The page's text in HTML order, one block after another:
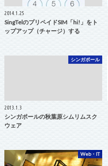
2014.1.25
SingTelのプリペイドSIM「hi!」をト
ップアップ（チャージ）する
シンガポール
2013.1.3
シンガポールの秋葉原シムリムスク
ウェア
Web・IT